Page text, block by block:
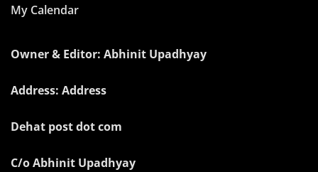
My Calendar
Owner & Editor: Abhinit Upadhyay
Address: Address
Dehat post dot com
C/o Abhinit Upadhyay